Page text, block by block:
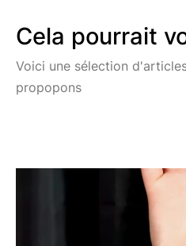
Cela pourrait
Voici une sélection
propopons